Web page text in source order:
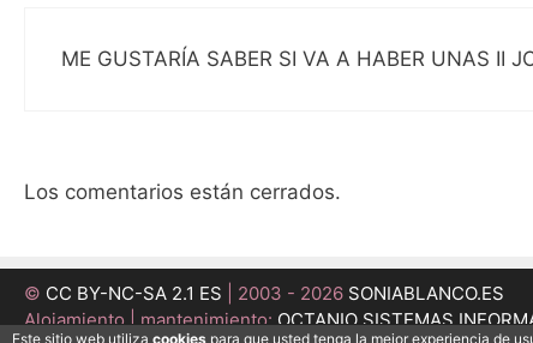
ME GUSTARÍA SABER SI VA A HABER UNAS II
Los comentarios están cerrados.
© CC BY-NC-SA 2.1 ES | 2003 - 2026 SONIABLANCO.ES
Alojamiento | mantenimiento: OCTANIO SISTEMAS
Este sitio web utiliza cookies para que usted tenga la mejor experiencia de